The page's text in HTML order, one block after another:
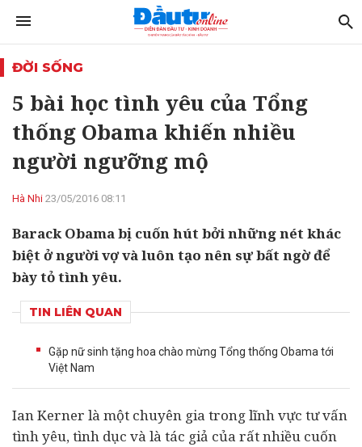
ĐỜI SỐNG
5 bài học tình yêu của Tổng
thống Obama khiến nhiều
người ngưỡng mộ
Hà Nhi 23/05/2016 08:11
Barack Obama bị cuốn hút bởi những nét khác
biệt ở người vợ và luôn tạo nên sự bất ngờ để
bày tỏ tình yêu.
TIN LIÊN QUAN
Gặp nữ sinh tặng hoa chào mừng Tổng thống Obama tới
Việt Nam
Ian Kerner là một chuyên gia trong lĩnh vực tư vấn
tình yêu, tình dục và là tác giả của rất nhiều cuốn